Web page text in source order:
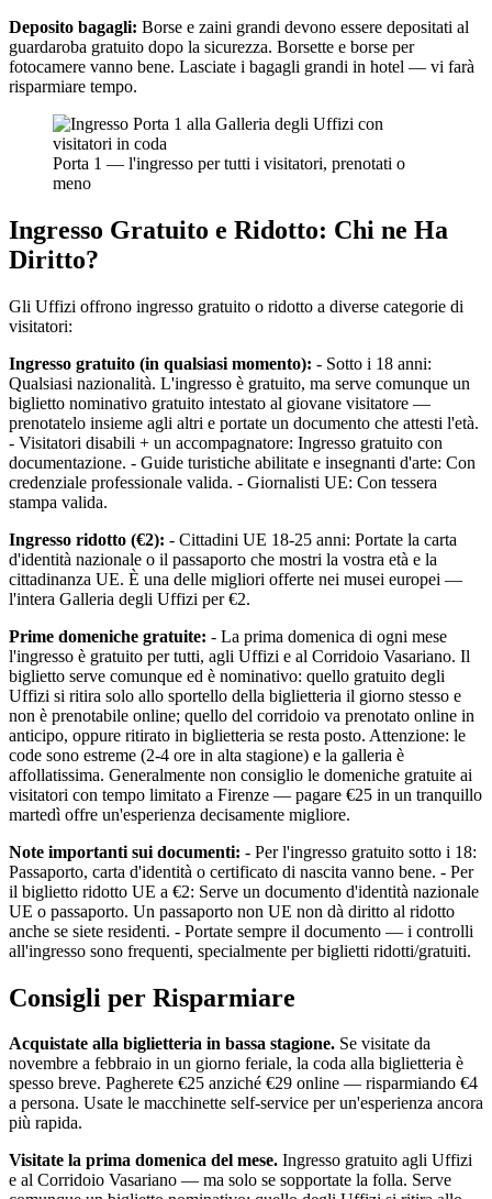
Deposito bagagli: Borse e zaini grandi devono essere depositati al
guardaroba gratuito dopo la sicurezza. Borsette e borse per
fotocamere vanno bene. Lasciate i bagagli grandi in hotel — vi farà
risparmiare tempo.
Porta 1 — l'ingresso per tutti i visitatori, prenotati o
meno
Ingresso Gratuito e Ridotto: Chi ne Ha
Diritto?
Gli Uffizi offrono ingresso gratuito o ridotto a diverse categorie di
visitatori:
Ingresso gratuito (in qualsiasi momento): - Sotto i 18 anni:
Qualsiasi nazionalità. L'ingresso è gratuito, ma serve comunque un
biglietto nominativo gratuito intestato al giovane visitatore —
prenotatelo insieme agli altri e portate un documento che attesti l'età.
- Visitatori disabili + un accompagnatore: Ingresso gratuito con
documentazione. - Guide turistiche abilitate e insegnanti d'arte: Con
credenziale professionale valida. - Giornalisti UE: Con tessera
stampa valida.
Ingresso ridotto (€2): - Cittadini UE 18-25 anni: Portate la carta
d'identità nazionale o il passaporto che mostri la vostra età e la
cittadinanza UE. È una delle migliori offerte nei musei europei —
l'intera Galleria degli Uffizi per €2.
Prime domeniche gratuite: - La prima domenica di ogni mese
l'ingresso è gratuito per tutti, agli Uffizi e al Corridoio Vasariano. Il
biglietto serve comunque ed è nominativo: quello gratuito degli
Uffizi si ritira solo allo sportello della biglietteria il giorno stesso e
non è prenotabile online; quello del corridoio va prenotato online in
anticipo, oppure ritirato in biglietteria se resta posto. Attenzione: le
code sono estreme (2-4 ore in alta stagione) e la galleria è
affollatissima. Generalmente non consiglio le domeniche gratuite ai
visitatori con tempo limitato a Firenze — pagare €25 in un tranquillo
martedì offre un'esperienza decisamente migliore.
Note importanti sui documenti: - Per l'ingresso gratuito sotto i 18:
Passaporto, carta d'identità o certificato di nascita vanno bene. - Per
il biglietto ridotto UE a €2: Serve un documento d'identità nazionale
UE o passaporto. Un passaporto non UE non dà diritto al ridotto
anche se siete residenti. - Portate sempre il documento — i controlli
all'ingresso sono frequenti, specialmente per biglietti ridotti/gratuiti.
Consigli per Risparmiare
Acquistate alla biglietteria in bassa stagione. Se visitate da
novembre a febbraio in un giorno feriale, la coda alla biglietteria è
spesso breve. Pagherete €25 anziché €29 online — risparmiando €4
a persona. Usate le macchinette self-service per un'esperienza ancora
più rapida.
Visitate la prima domenica del mese. Ingresso gratuito agli Uffizi
e al Corridoio Vasariano — ma solo se sopportate la folla. Serve